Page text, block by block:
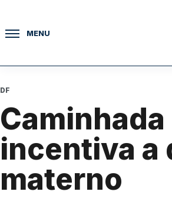
MENU
DF
incentiva a
materno